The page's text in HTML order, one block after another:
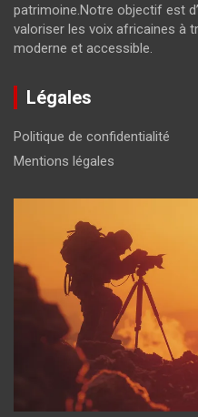
patrimoine.Notre objectif est
valoriser les voix africaines à
moderne et accessible.
Légales
Politique de confidentialité
Mentions légales